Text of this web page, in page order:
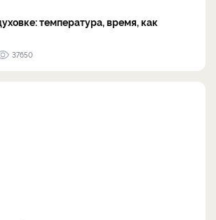
температура, время, как
37650